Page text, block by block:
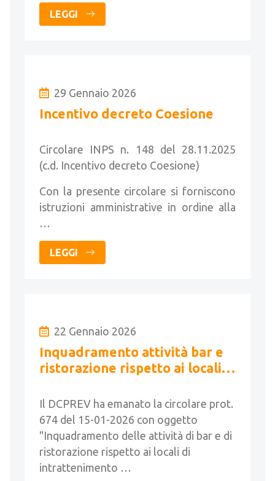
LEGGI
29 Gennaio 2026
Incentivo decreto Coesione
Circolare INPS n. 148 del 28.11.2025
(c.d. Incentivo decreto Coesione)
Con la presente circolare si forniscono
istruzioni amministrative in ordine alla
…
LEGGI
22 Gennaio 2026
Inquadramento attività bar e
ristorazione rispetto ai locali
spettacolo
Il DCPREV ha emanato la circolare prot.
674 del 15-01-2026 con oggetto
"Inquadramento delle attività di bar e di
ristorazione rispetto ai locali di
intrattenimento …